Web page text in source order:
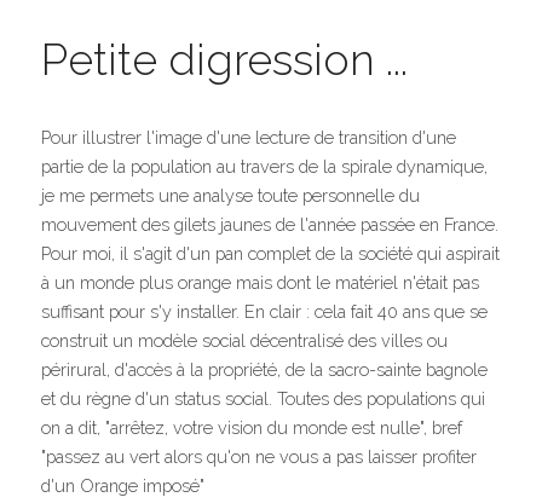
Petite digression ...
Pour illustrer l'image d'une lecture de transition d'une
partie de la population au travers de la spirale dynamique,
je me permets une analyse toute personnelle du
mouvement des gilets jaunes de l'année passée en France.
Pour moi, il s'agit d'un pan complet de la société qui aspirait
à un monde plus orange mais dont le matériel n'était pas
suffisant pour s'y installer. En clair : cela fait 40 ans que se
construit un modèle social décentralisé des villes ou
périrural, d'accès à la propriété, de la sacro-sainte bagnole
et du règne d'un status social. Toutes des populations qui
on a dit, "arrêtez, votre vision du monde est nulle", bref
"passez au vert alors qu'on ne vous a pas laisser profiter
d'un Orange imposé"